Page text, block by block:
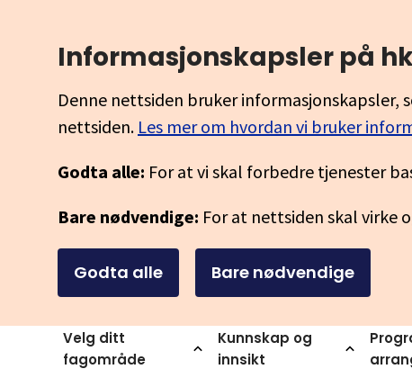
Informasjonskapsler på
Denne nettsiden bruker informasjonskapsler,
nettsiden. Les mer om hvordan vi bruker
Godta alle: For at vi skal forbedre tjenester
Bare nødvendige: For at nettsiden skal virke
Godta alle Bare nødvendige
Velg ditt
fagområde
Kunnskap og
innsikt